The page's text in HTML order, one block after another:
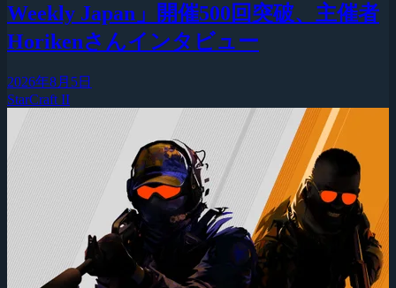
Weekly Japan」開催500回突破、主催者
Horikenさんインタビュー
2026年8月5日
StarCraft II